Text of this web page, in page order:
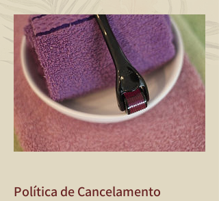
Política de Cancelamento